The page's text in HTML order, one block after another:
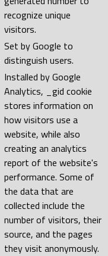
recognize unique
visitors.
Set by Google to
distinguish users.
Installed by Google
Analytics, _gid cookie
stores information on
how visitors use a
website, while also
creating an analytics
report of the website's
performance. Some of
the data that are
collected include the
number of visitors, their
source, and the pages
they visit anonymously.